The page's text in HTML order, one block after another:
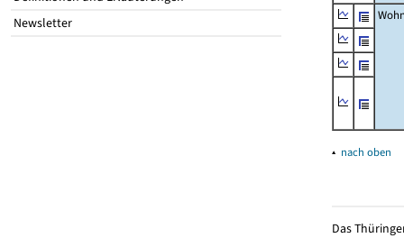
Newsletter
▴ nach oben
Das